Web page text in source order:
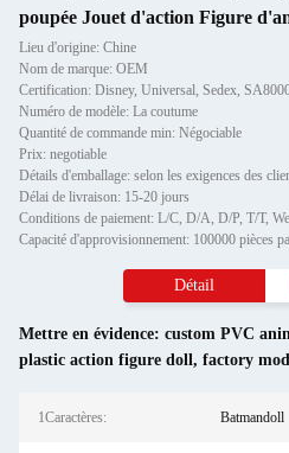
poupée Jouet d'action Figure
Lieu d'origine: Chine
Nom de marque: OEM
Certification: Disney, Universal, Sedex,
Numéro de modèle: La coutume
Quantité de commande min: Négociable
Prix: negotiable
Détails d'emballage: selon les exigences des
Délai de livraison: 15-20 jours
Conditions de paiement: L/C, D/A, D/P, T/T,
Capacité d'approvisionnement: 100000 pièces
Détail
Mettre en évidence: custom PVC
plastic action figure doll, factory
1Caractères: Batmandoll